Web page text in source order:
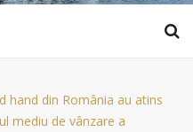
hand din România au atins
mediu de vânzare a